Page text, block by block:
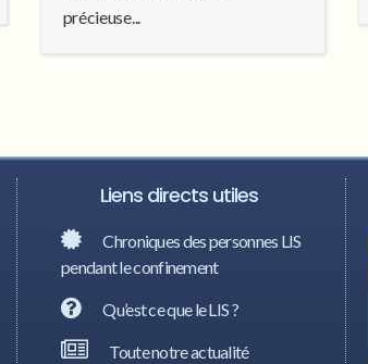
précieuse...
Liens directs utiles
Chroniques des personnes LIS
pendant le confinement
Qu’est ce que le LIS ?
Toute notre actualité